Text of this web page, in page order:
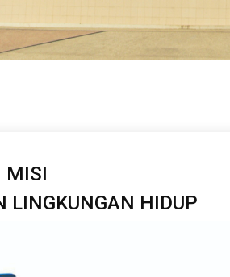
MISI
LINGKUNGAN HIDUP